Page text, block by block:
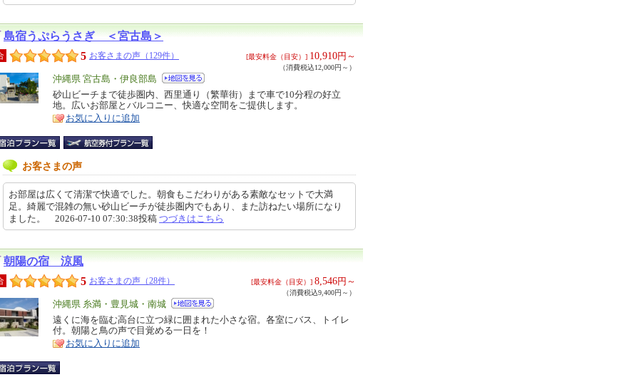
島宿うぷらうさぎ ＜宮古島＞
5 お客さまの声（129件） [最安料金（目安）] 10,910円～
（消費税込12,000円～）
エ
リ
ア
沖縄県 宮古島・伊良部島
特
徴
砂山ビーチまで徒歩圏内、西里通り（繁華街）まで車で10分程の好立
地。広いお部屋とバルコニー、快適な空間をご提供します。
お気に入りに追加
お客さまの声
お部屋は広くて清潔で快適でした。朝食もこだわりがある素敵なセットで大満
足。綺麗で混雑の無い砂山ビーチが徒歩圏内でもあり、また訪ねたい場所になり
ました。 2026-07-10 07:30:38投稿 つづきはこちら
朝陽の宿 涼風
5 お客さまの声（28件） [最安料金（目安）] 8,546円～
（消費税込9,400円～）
エ
リ
ア
沖縄県 糸満・豊見城・南城
特
徴
遠くに海を臨む高台に立つ緑に囲まれた小さな宿。各室にバス、トイレ
付。朝陽と鳥の声で目覚める一日を！
お気に入りに追加